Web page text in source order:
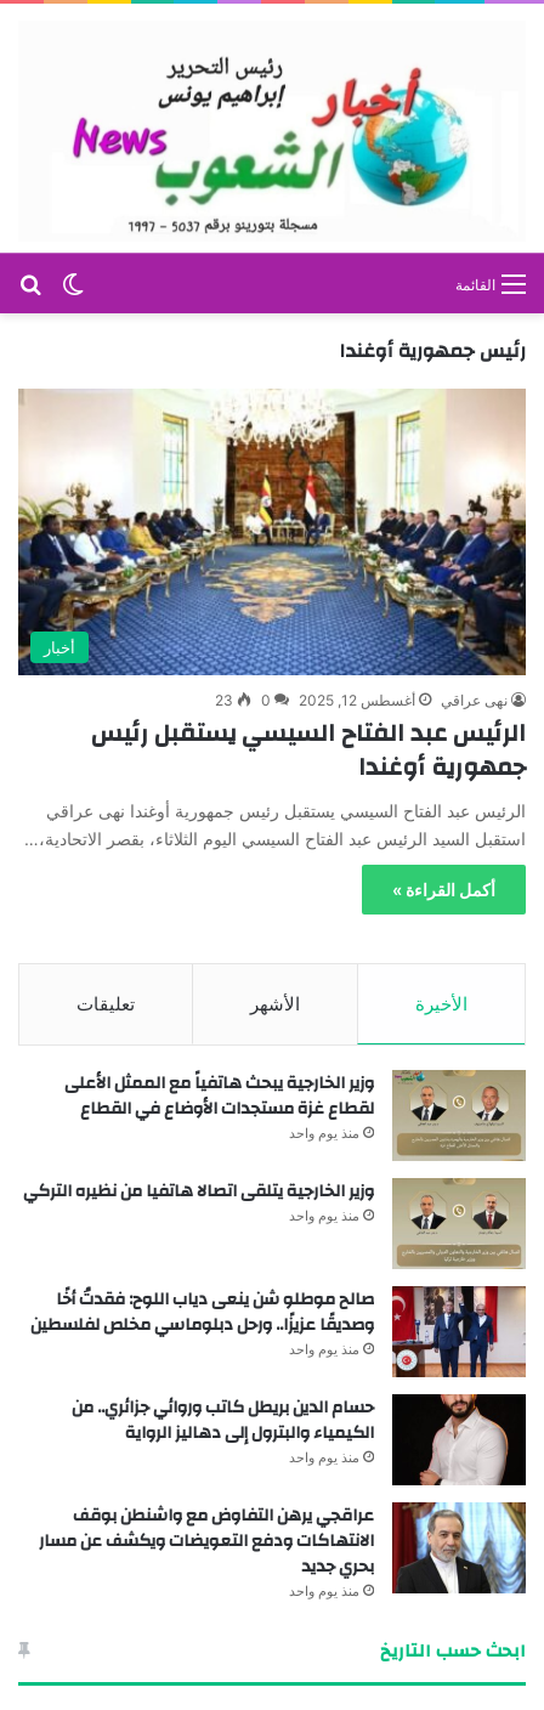
الوضع القائمة
رئيس جمهورية أوغندا
أخبار
نهى عراقي أغسطس 12, 2025 0
23
الرئيس عبد الفتاح السيسي يستقبل رئيس
جمهورية أوغندا
الرئيس عبد الفتاح السيسي يستقبل رئيس جمهورية أوغندا نهى عراقي
استقبل السيد الرئيس عبد الفتاح السيسي اليوم الثلاثاء، بقصر الاتحادية،…
أكمل القراءة »
الأخيرة الأشهر تعليقات
وزير الخارجية يبحث هاتفياً مع الممثل الأعلى
لقطاع غزة مستجدات الأوضاع في القطاع
منذ يوم واحد
وزير الخارجية يتلقى اتصالا هاتفيا من نظيره التركي
منذ يوم واحد
صالح موطلو شن ينعى دياب اللوح: فقدتُ أخًا
وصديقًا عزيزًا.. ورحل دبلوماسي مخلص لفلسطين
منذ يوم واحد
حسام الدين بريطل كاتب وروائي جزائري.. من
الكيمياء والبترول إلى دهاليز الرواية
منذ يوم واحد
عراقجي يرهن التفاوض مع واشنطن بوقف
الانتهاكات ودفع التعويضات ويكشف عن مسار
بحري جديد
منذ يوم واحد
ابحث حسب التاريخ